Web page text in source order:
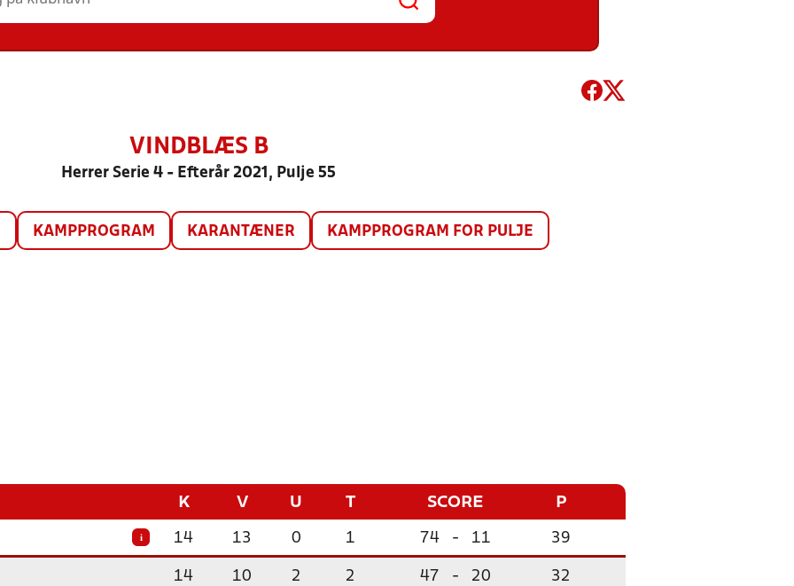
VINDBLÆS B
Herrer Serie 4 - Efterår 2021, Pulje 55
KAMPPROGRAM KARANTÆNER KAMPPROGRAM FOR PULJE
K V U T SCORE P
i 14 13 0 1 74 - 11 39
14 10 2 2 47 - 20 32